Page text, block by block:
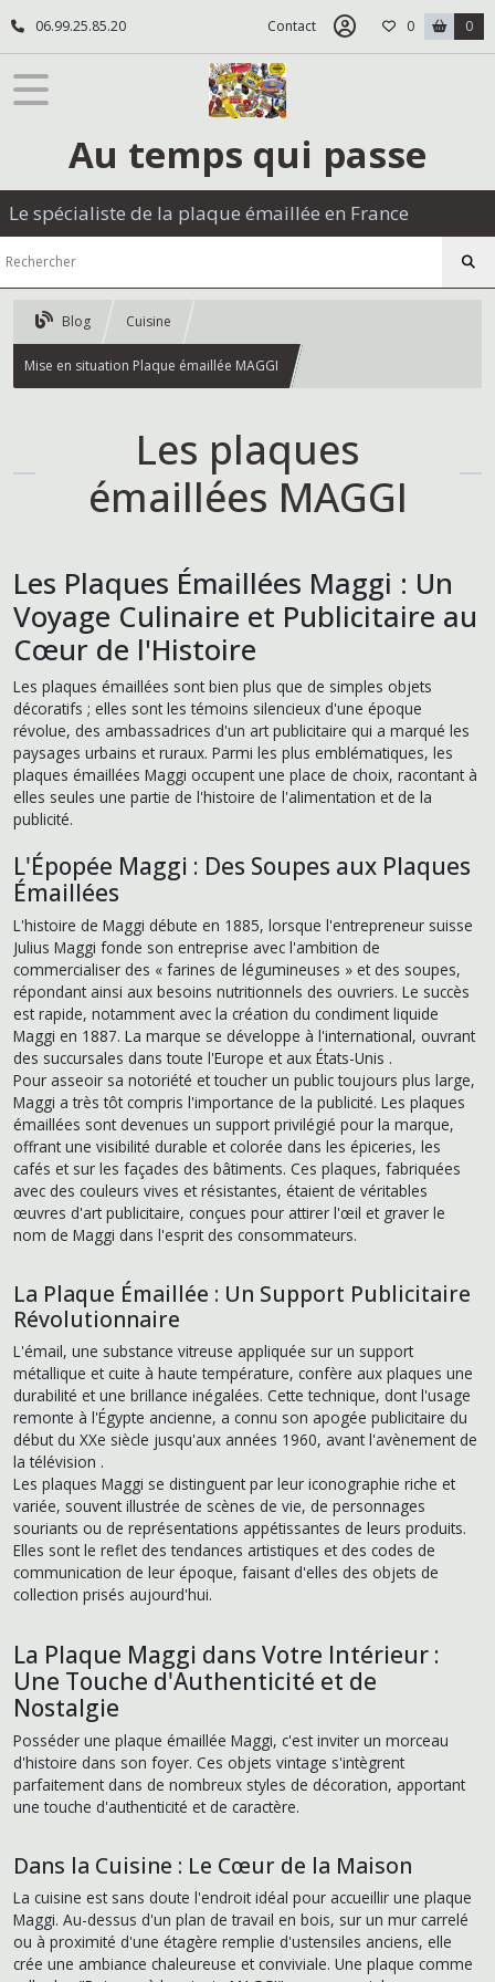
06.99.25.85.20 Contact 0 0
Au temps qui passe
Le spécialiste de la plaque émaillée en France
Blog Cuisine
Mise en situation Plaque émaillée MAGGI
Les plaques
émaillées MAGGI
Les Plaques Émaillées Maggi : Un
Voyage Culinaire et Publicitaire au
Cœur de l'Histoire
Les plaques émaillées sont bien plus que de simples objets
décoratifs ; elles sont les témoins silencieux d'une époque
révolue, des ambassadrices d'un art publicitaire qui a marqué les
paysages urbains et ruraux. Parmi les plus emblématiques, les
plaques émaillées Maggi occupent une place de choix, racontant à
elles seules une partie de l'histoire de l'alimentation et de la
publicité.
L'Épopée Maggi : Des Soupes aux Plaques
Émaillées
L'histoire de Maggi débute en 1885, lorsque l'entrepreneur suisse
Julius Maggi fonde son entreprise avec l'ambition de
commercialiser des « farines de légumineuses » et des soupes,
répondant ainsi aux besoins nutritionnels des ouvriers. Le succès
est rapide, notamment avec la création du condiment liquide
Maggi en 1887. La marque se développe à l'international, ouvrant
des succursales dans toute l'Europe et aux États-Unis .
Pour asseoir sa notoriété et toucher un public toujours plus large,
Maggi a très tôt compris l'importance de la publicité. Les plaques
émaillées sont devenues un support privilégié pour la marque,
offrant une visibilité durable et colorée dans les épiceries, les
cafés et sur les façades des bâtiments. Ces plaques, fabriquées
avec des couleurs vives et résistantes, étaient de véritables
œuvres d'art publicitaire, conçues pour attirer l'œil et graver le
nom de Maggi dans l'esprit des consommateurs.
La Plaque Émaillée : Un Support Publicitaire
Révolutionnaire
L'émail, une substance vitreuse appliquée sur un support
métallique et cuite à haute température, confère aux plaques une
durabilité et une brillance inégalées. Cette technique, dont l'usage
remonte à l'Égypte ancienne, a connu son apogée publicitaire du
début du XXe siècle jusqu'aux années 1960, avant l'avènement de
la télévision .
Les plaques Maggi se distinguent par leur iconographie riche et
variée, souvent illustrée de scènes de vie, de personnages
souriants ou de représentations appétissantes de leurs produits.
Elles sont le reflet des tendances artistiques et des codes de
communication de leur époque, faisant d'elles des objets de
collection prisés aujourd'hui.
La Plaque Maggi dans Votre Intérieur :
Une Touche d'Authenticité et de
Nostalgie
Posséder une plaque émaillée Maggi, c'est inviter un morceau
d'histoire dans son foyer. Ces objets vintage s'intègrent
parfaitement dans de nombreux styles de décoration, apportant
une touche d'authenticité et de caractère.
Dans la Cuisine : Le Cœur de la Maison
La cuisine est sans doute l'endroit idéal pour accueillir une plaque
Maggi. Au-dessus d'un plan de travail en bois, sur un mur carrelé
ou à proximité d'une étagère remplie d'ustensiles anciens, elle
crée une ambiance chaleureuse et conviviale. Une plaque comme